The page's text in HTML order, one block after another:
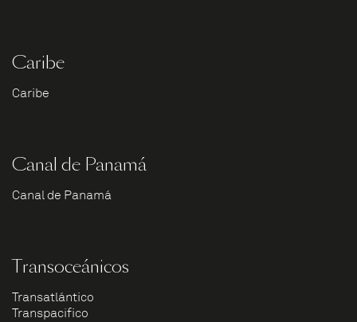
Caribe
Caribe
Canal de Panamá
Canal de Panamá
Transoceánicos
Transatlántico
Transpacífico